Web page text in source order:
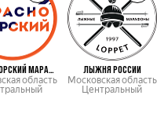
КРАСНОГОРСКИЙ МАРАФОН
область
ЛЫЖНЯ РОССИИ
Московская область
Центральный